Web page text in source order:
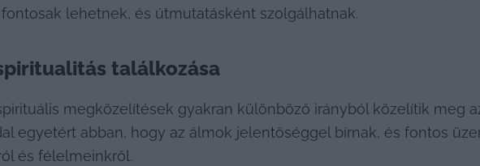
lehetnek, és útmutatásként szolgálhatnak.
találkozása
megközelítések gyakran különböző irányból közelítik meg
egyetért abban, hogy az álmok jelentőséggel bírnak, és fontos
és félelmeinkről.